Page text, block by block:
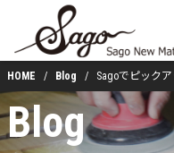
HOME Blog Sagoでピック
Blog